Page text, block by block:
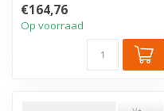
Un...
€164,76
Op voorraad